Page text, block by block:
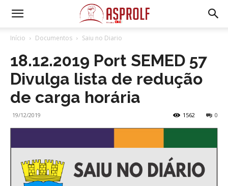
Início Documentos Saiu no Diario
18.12.2019 Port SEMED 57
Divulga lista de redução
de carga horária
19/12/2019 0
1562